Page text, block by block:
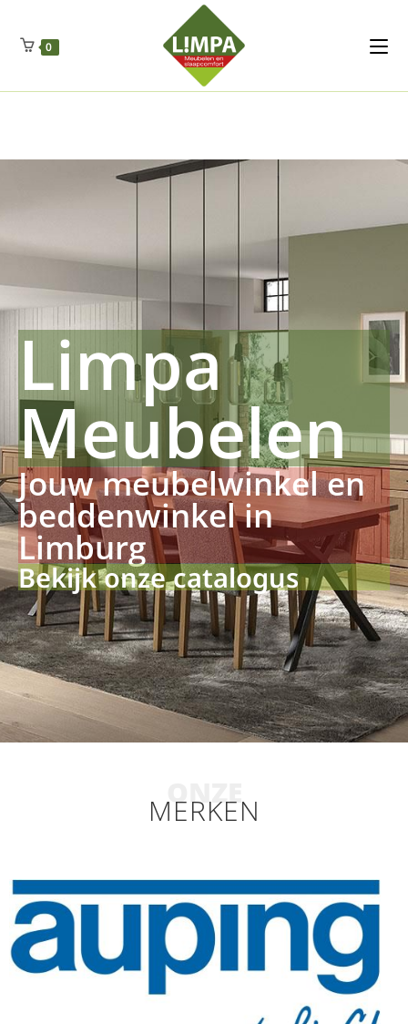
Regenschut
Drueckerpro
Fettsauren Dekemax Kapselmed
Luftkuhlen Zauberfan Netzfenste Insektensc
0
Limpa
Meubelen
Jouw meubelwinkel en
beddenwinkel in
Limburg
Bekijk onze catalogus
ONZE
MERKEN